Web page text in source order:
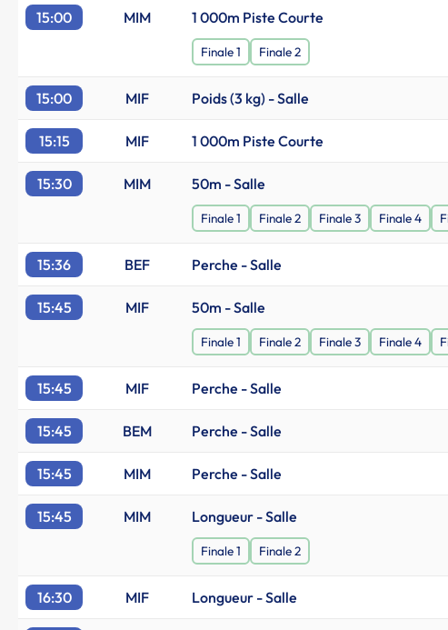
15:00 MIM 1 000m Piste Courte
Finale 1 Finale 2
15:00 MIF Poids (3 kg) - Salle
15:15 MIF 1 000m Piste Courte
15:30 MIM 50m - Salle
Finale 1 Finale 2 Finale 3 Finale 4
15:36 BEF Perche - Salle
15:45 MIF 50m - Salle
Finale 1 Finale 2 Finale 3 Finale 4
15:45 MIF Perche - Salle
15:45 BEM Perche - Salle
15:45 MIM Perche - Salle
15:45 MIM Longueur - Salle
Finale 1 Finale 2
16:30 MIF Longueur - Salle